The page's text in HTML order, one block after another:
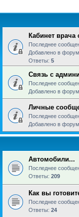
Кабинет врача
Последнее
Добавлено в
Ответы: 5
Связь с
Последнее
Добавлено в
Личные
Последнее
Добавлено в
Автомобили...
Последнее
Ответы: 209
Как вы
Последнее
Ответы: 24